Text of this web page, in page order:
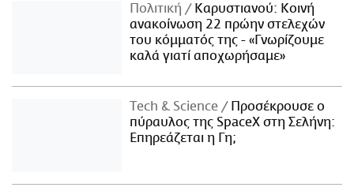
Πολιτική
Καρυστιανού: Κοινή
ανακοίνωση 22 πρώην στελεχών
του κόμματός της - «Γνωρίζουμε
καλά γιατί αποχωρήσαμε»
Τech & Science
Προσέκρουσε ο
πύραυλος της SpaceX στη Σελήνη:
Επηρεάζεται η Γη;